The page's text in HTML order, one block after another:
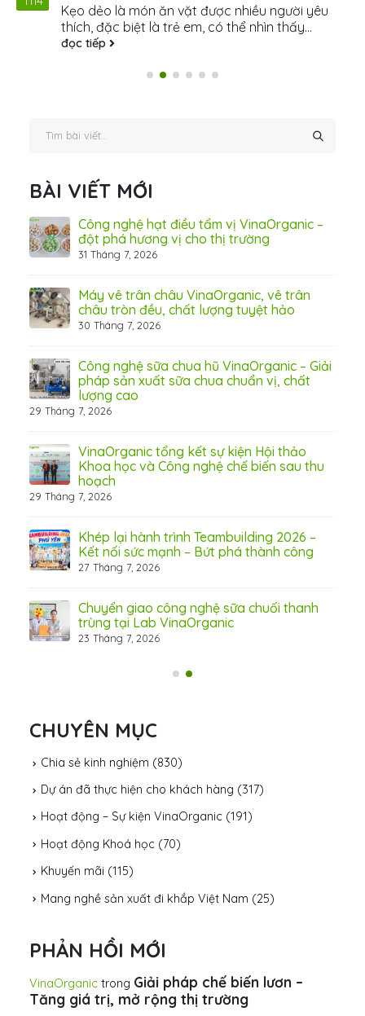
Kẹo dẻo là món ăn vặt được nhiều người yêu
thích, đặc biệt là trẻ em, có thể nhìn thấy...
đọc tiếp
BÀI VIẾT MỚI
Công nghệ hạt điều tẩm vị VinaOrganic –
đột phá hương vị cho thị trường
31 Tháng 7, 2026
Máy vê trân châu VinaOrganic, vê trân
châu tròn đều, chất lượng tuyệt hảo
30 Tháng 7, 2026
Công nghệ sữa chua hũ VinaOrganic – Giải
pháp sản xuất sữa chua chuẩn vị, chất
lượng cao
29 Tháng 7, 2026
VinaOrganic tổng kết sự kiện Hội thảo
Khoa học và Công nghệ chế biến sau thu
hoạch
29 Tháng 7, 2026
Khép lại hành trình Teambuilding 2026 –
Kết nối sức mạnh – Bứt phá thành công
27 Tháng 7, 2026
Chuyển giao công nghệ sữa chuối thanh
trùng tại Lab VinaOrganic
23 Tháng 7, 2026
CHUYÊN MỤC
Chia sẻ kinh nghiệm (830)
Dự án đã thực hiện cho khách hàng (317)
Hoạt động – Sự kiện VinaOrganic (191)
Hoạt động Khoá học (70)
Khuyến mãi (115)
Mang nghề sản xuất đi khắp Việt Nam (25)
PHẢN HỒI MỚI
VinaOrganic trong Giải pháp chế biến lươn –
Tăng giá trị, mở rộng thị trường